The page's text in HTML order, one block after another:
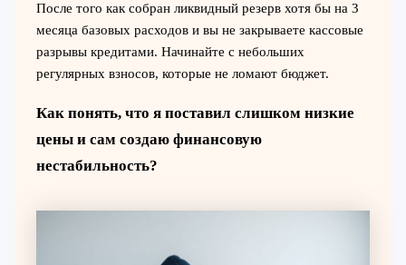
После того как собран ликвидный резерв хотя бы на 3
месяца базовых расходов и вы не закрываете кассовые
разрывы кредитами. Начинайте с небольших
регулярных взносов, которые не ломают бюджет.
Как понять, что я поставил слишком низкие
цены и сам создаю финансовую
нестабильность?